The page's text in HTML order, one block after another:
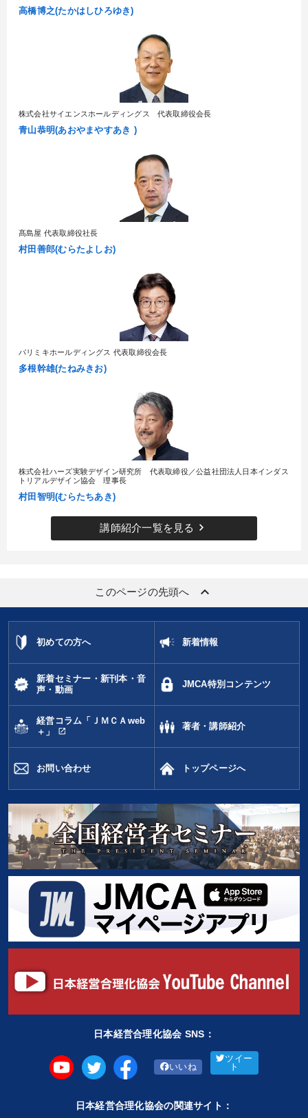
高橋博之(たかはしひろゆき)
株式会社サイエンスホールディングス 代表取締役会長
青山恭明(あおやまやすあき )
髙島屋 代表取締役社長
村田善郎(むらたよしお)
パリミキホールディングス 代表取締役会長
多根幹雄(たねみきお)
株式会社ハーズ実験デザイン研究所 代表取締役／公益社団法人日本インダス
トリアルデザイン協会 理事長
村田智明(むらたちあき)
講師紹介一覧を見る keyboard_arrow_right
このページの先頭へ keyboard_arrow_up
初めての方へ 新着情報
新着セミナー・新刊本・音
声・動画
JMCA特別コンテンツ
経営コラム「ＪＭＣＡweb
＋」
open_in_new
著者・講師紹介
お問い合わせ トップページへ
日本経営合理化協会 SNS：
いいね
ツイー
ト
日本経営合理化協会の関連サイト：